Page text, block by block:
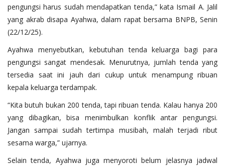
pengungsi harus sudah mendapatkan tenda,” kata Ismail A. Jalil
yang akrab disapa Ayahwa, dalam rapat bersama BNPB, Senin
(22/12/25).
Ayahwa menyebutkan, kebutuhan tenda keluarga bagi para
pengungsi sangat mendesak. Menurutnya, jumlah tenda yang
tersedia saat ini jauh dari cukup untuk menampung ribuan
kepala keluarga terdampak.
“Kita butuh bukan 200 tenda, tapi ribuan tenda. Kalau hanya 200
yang dibagikan, bisa menimbulkan konflik antar pengungsi.
Jangan sampai sudah tertimpa musibah, malah terjadi ribut
sesama warga,” ujarnya.
Selain tenda, Ayahwa juga menyoroti belum jelasnya jadwal